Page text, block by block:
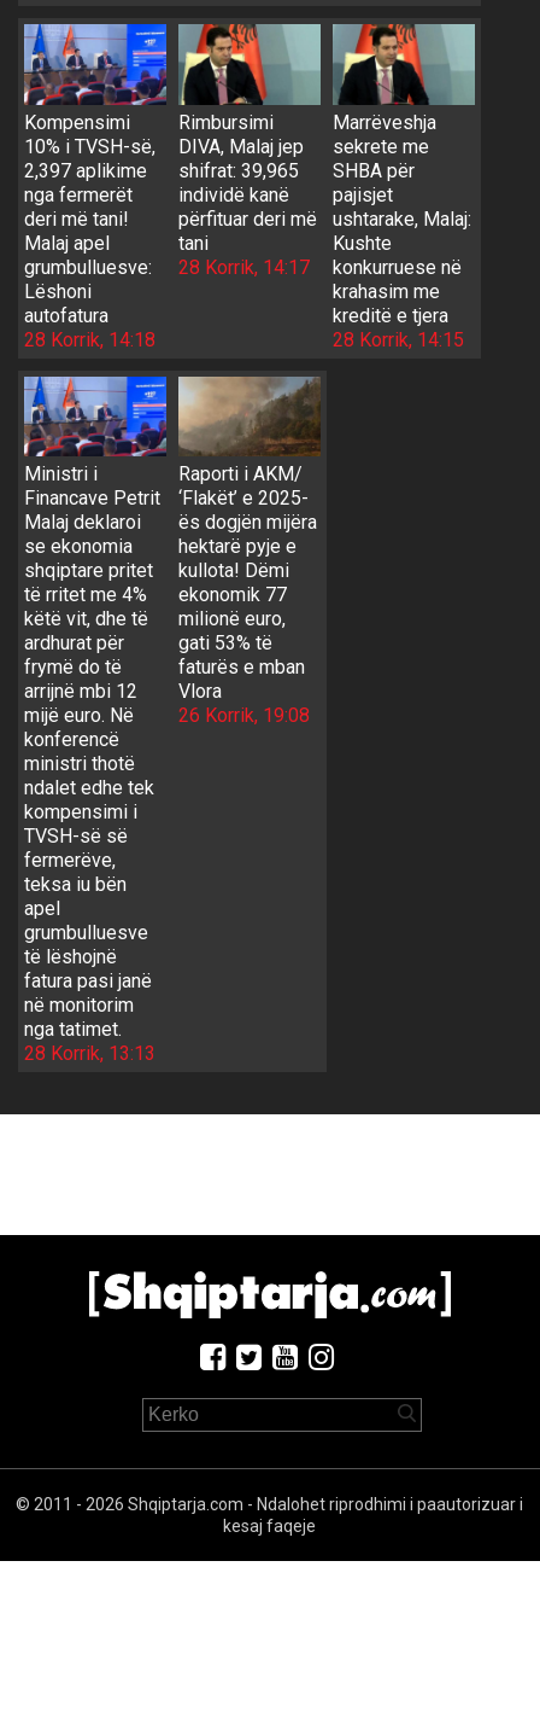
Kompensimi
10% i TVSH-së,
2,397 aplikime
nga fermerët
deri më tani!
Malaj apel
grumbulluesve:
Lëshoni
autofatura
28 Korrik, 14:18
Rimbursimi
DIVA, Malaj jep
shifrat: 39,965
individë kanë
përfituar deri më
tani
28 Korrik, 14:17
Marrëveshja
sekrete me
SHBA për
pajisjet
ushtarake, Malaj:
Kushte
konkurruese në
krahasim me
kreditë e tjera
28 Korrik, 14:15
Ministri i
Financave Petrit
Malaj deklaroi
se ekonomia
shqiptare pritet
të rritet me 4%
këtë vit, dhe të
ardhurat për
frymë do të
arrijnë mbi 12
mijë euro. Në
konferencë
ministri thotë
ndalet edhe tek
kompensimi i
TVSH-së së
fermerëve,
teksa iu bën
apel
grumbulluesve
të lëshojnë
fatura pasi janë
në monitorim
nga tatimet.
28 Korrik, 13:13
Raporti i AKM/
‘Flakët’ e 2025-
ës dogjën mijëra
hektarë pyje e
kullota! Dëmi
ekonomik 77
milionë euro,
gati 53% të
faturës e mban
Vlora
26 Korrik, 19:08
© 2011 - 2026 Shqiptarja.com - Ndalohet riprodhimi i paautorizuar i
kesaj faqeje